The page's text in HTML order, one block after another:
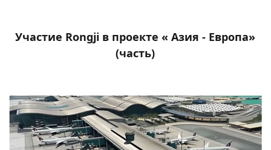
Участие Rongji в проекте « Азия - Европа»
(часть)